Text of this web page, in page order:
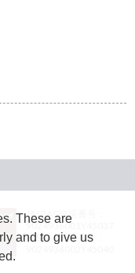
JASRAC許諾番号：
9024936001Y45037
JASRAC許諾番号：
These are
and to give us